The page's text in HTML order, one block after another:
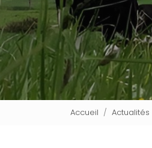
Accueil Actualités